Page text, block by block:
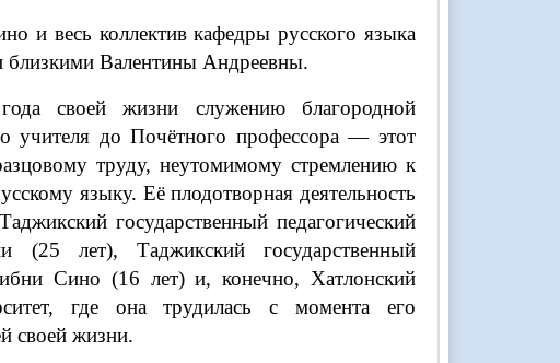
и весь коллектив кафедры русского языка
близкими Валентины Андреевны.
своей жизни служению благородной
учителя до Почётного профессора — этот
труду, неутомимому стремлению к
языку. Её плодотворная деятельность
государственный педагогический
(25 лет), Таджикский государственный
Сино (16 лет) и, конечно, Хатлонский
где она трудилась с момента его
своей жизни.